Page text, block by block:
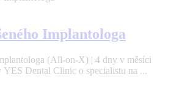
Implantologa
(All-on-X) | 4 dny v měsíci
YES Dental Clinic o specialistu na ...